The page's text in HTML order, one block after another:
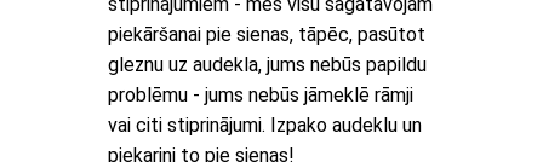
piekāršanai pie sienas, tāpēc, pasūtot
gleznu uz audekla, jums nebūs papildu
problēmu - jums nebūs jāmeklē rāmji
vai citi stiprinājumi. Izpako audeklu un
piekarini to pie sienas!